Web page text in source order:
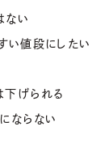
ない
い値段にしたい
下げられる
ならない